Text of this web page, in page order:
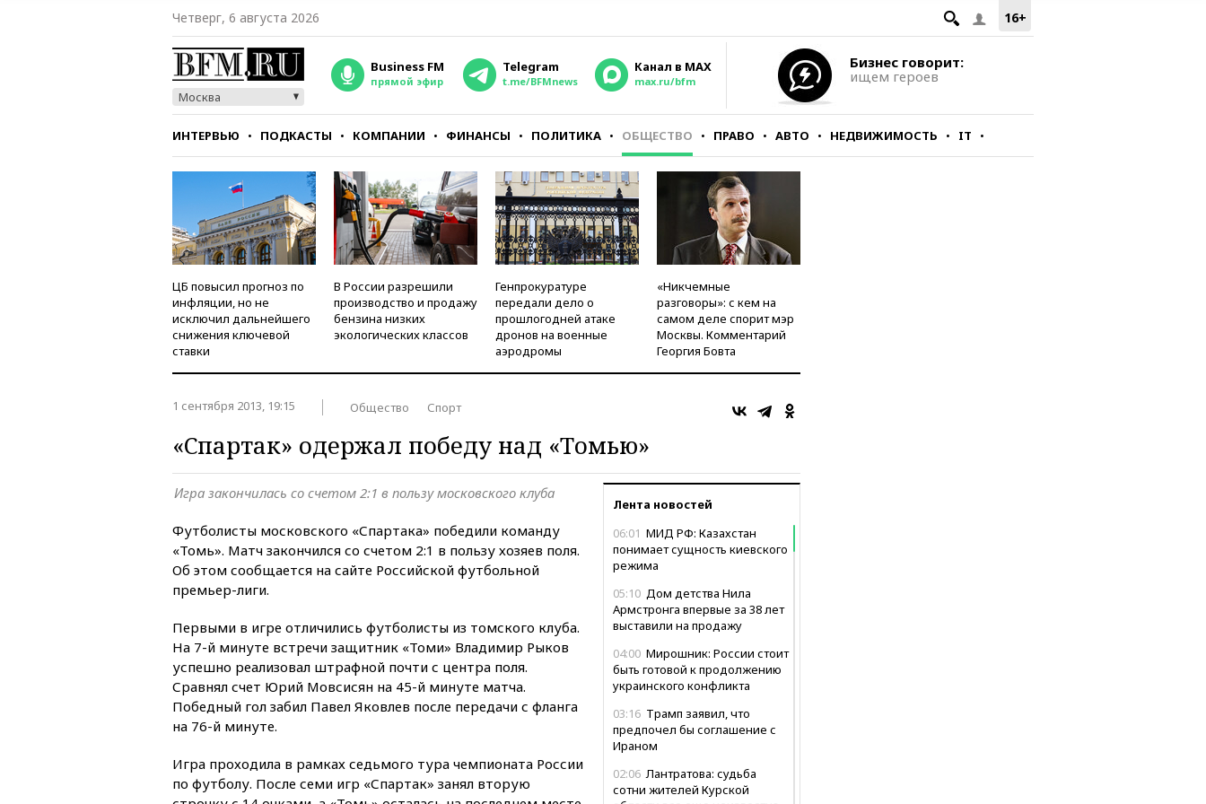
16+
Четверг, 6 августа 2026
Москва
Business FM
прямой эфир
Telegram
t.me/BFMnews
Канал в MAX
max.ru/bfm
Бизнес говорит:
ищем героев
ИНТЕРВЬЮ ПОДКАСТЫ КОМПАНИИ ФИНАНСЫ ПОЛИТИКА ОБЩЕСТВО ПРАВО АВТО НЕДВИЖИМОСТЬ IT
СТИЛЬ ТЕСТЫ
ЦБ повысил прогноз по
инфляции, но не
исключил дальнейшего
снижения ключевой
ставки
В России разрешили
производство и продажу
бензина низких
экологических классов
Генпрокуратуре
передали дело о
прошлогодней атаке
дронов на военные
аэродромы
«Никчемные
разговоры»: с кем на
самом деле спорит мэр
Москвы. Комментарий
Георгия Бовта
1 сентября 2013, 19:15 Общество Спорт
«Спартак» одержал победу над «Томью»
Лента новостей
06:01 МИД РФ: Казахстан
понимает сущность киевского
режима
05:10 Дом детства Нила
Армстронга впервые за 38 лет
выставили на продажу
04:00 Мирошник: России стоит
быть готовой к продолжению
украинского конфликта
03:16 Трамп заявил, что
предпочел бы соглашение с
Ираном
02:06 Лантратова: судьба
сотни жителей Курской
Игра закончилась со счетом 2:1 в пользу московского клуба
Футболисты московского «Спартака» победили команду
«Томь». Матч закончился со счетом 2:1 в пользу хозяев поля.
Об этом сообщается на сайте Российской футбольной
премьер-лиги.
Первыми в игре отличились футболисты из томского клуба.
На 7-й минуте встречи защитник «Томи» Владимир Рыков
успешно реализовал штрафной почти с центра поля.
Сравнял счет Юрий Мовсисян на 45-й минуте матча.
Победный гол забил Павел Яковлев после передачи с фланга
на 76-й минуте.
Игра проходила в рамках седьмого тура чемпионата России
по футболу. После семи игр «Спартак» занял вторую